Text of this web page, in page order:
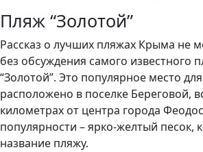
Пляж “Золотой”
Рассказ о лучших пляжах Крыма не
без обсуждения самого известного
“Золотой”. Это популярное место
расположено в поселке Береговой,
километрах от центра города
популярности – ярко-желтый песок,
название пляжу.